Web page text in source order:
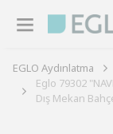
EGLO Aydınlatma
Eglo 79302
Dış Mekan